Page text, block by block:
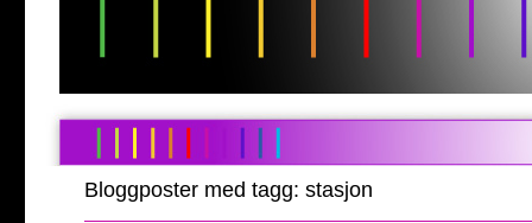
Bloggposter med tagg: stasjon